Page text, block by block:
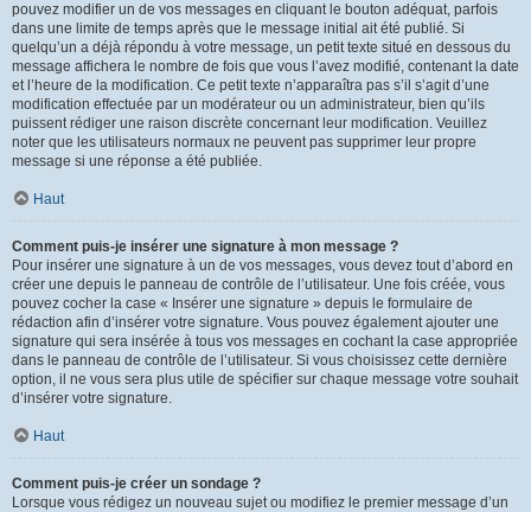
pouvez modifier un de vos messages en cliquant le bouton adéquat, parfois
dans une limite de temps après que le message initial ait été publié. Si
quelqu’un a déjà répondu à votre message, un petit texte situé en dessous du
message affichera le nombre de fois que vous l’avez modifié, contenant la date
et l’heure de la modification. Ce petit texte n’apparaîtra pas s’il s’agit d’une
modification effectuée par un modérateur ou un administrateur, bien qu’ils
puissent rédiger une raison discrète concernant leur modification. Veuillez
noter que les utilisateurs normaux ne peuvent pas supprimer leur propre
message si une réponse a été publiée.
Haut
Comment puis-je insérer une signature à mon message ?
Pour insérer une signature à un de vos messages, vous devez tout d’abord en
créer une depuis le panneau de contrôle de l’utilisateur. Une fois créée, vous
pouvez cocher la case « Insérer une signature » depuis le formulaire de
rédaction afin d’insérer votre signature. Vous pouvez également ajouter une
signature qui sera insérée à tous vos messages en cochant la case appropriée
dans le panneau de contrôle de l’utilisateur. Si vous choisissez cette dernière
option, il ne vous sera plus utile de spécifier sur chaque message votre souhait
d’insérer votre signature.
Haut
Comment puis-je créer un sondage ?
Lorsque vous rédigez un nouveau sujet ou modifiez le premier message d’un